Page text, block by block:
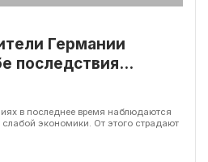
Германии
последствия
в последнее время наблюдаются
экономики. От этого страдают